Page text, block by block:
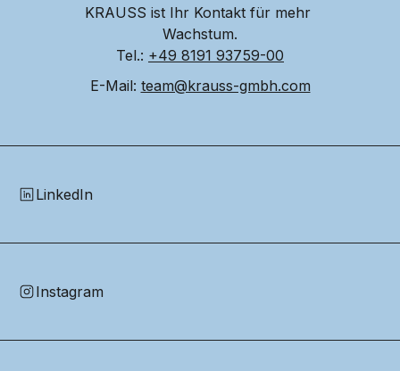
KRAUSS ist Ihr Kontakt für mehr
Wachstum.
Tel.: +49 8191 93759-00
E-Mail: team@krauss-gmbh.com
LinkedIn
Instagram